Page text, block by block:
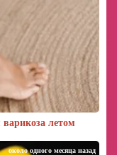
летом
около одного месяца назад